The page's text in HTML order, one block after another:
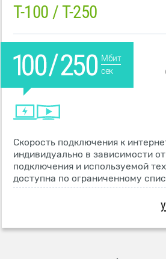
T-100 / T-250
Мбит
сек
Скорость подключения к
индивидуально в зависимости
подключения и используемой
доступна по ограниченному